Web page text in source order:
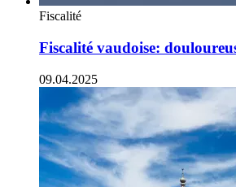
Fiscalité
Fiscalité vaudoise:
09.04.2025